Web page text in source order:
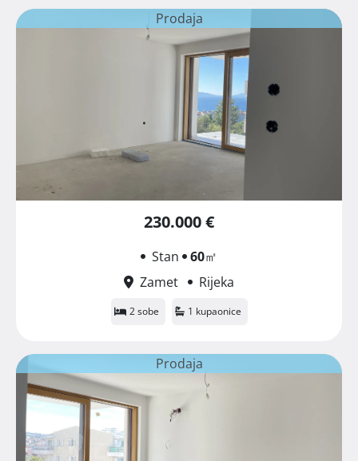
Prodaja
230.000 €
Stan 60㎡
Zamet
Rijeka
2 sobe 1 kupaonice
Prodaja